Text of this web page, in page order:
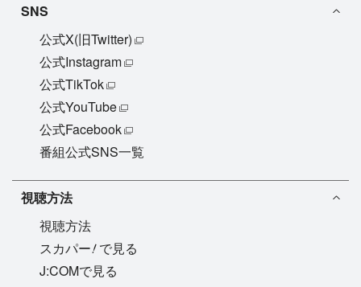
SNS
公式X(旧Twitter)
公式Instagram
公式TikTok
公式YouTube
公式Facebook
番組公式SNS一覧
視聴方法
視聴方法
スカパー!で見る
J:COMで見る